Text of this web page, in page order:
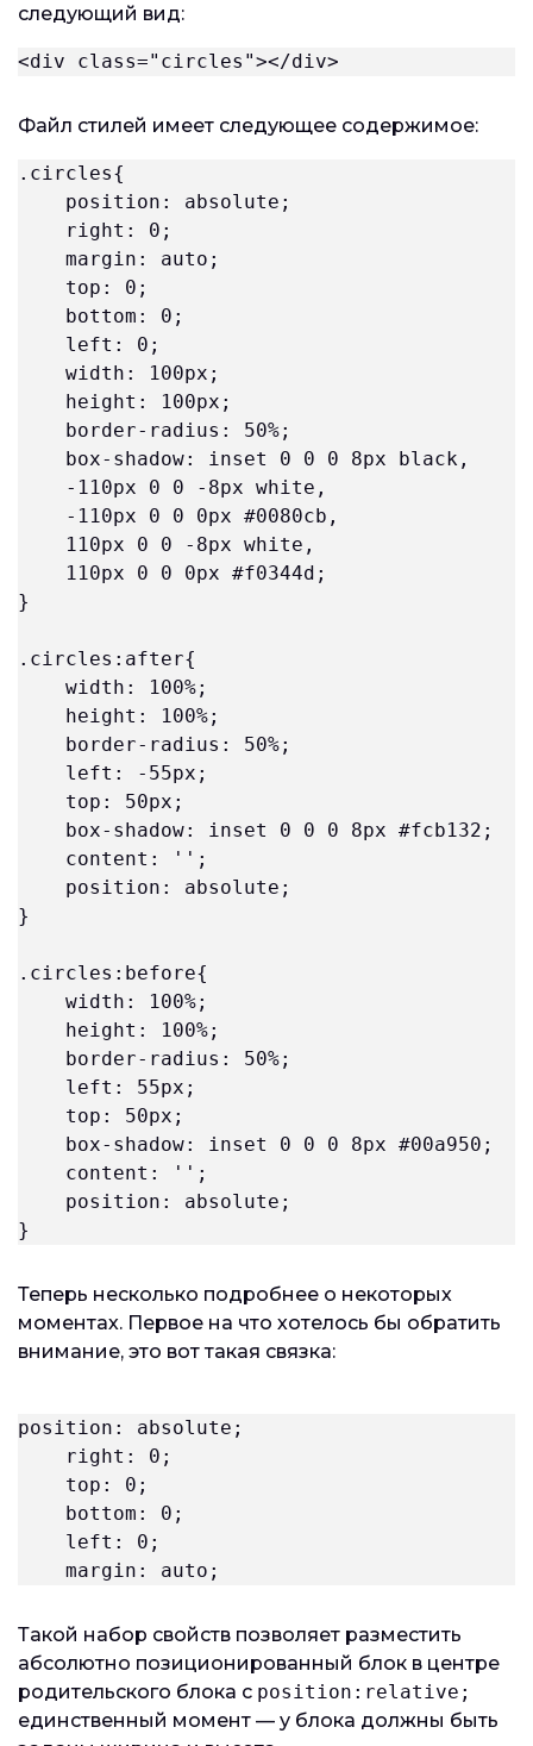
следующий вид:
<div class="circles"></div>
Файл стилей имеет следующее содержимое:
.circles{
    position: absolute;
    right: 0;
    margin: auto;
    top: 0;
    bottom: 0;
    left: 0;
    width: 100px;
    height: 100px;
    border-radius: 50%;
    box-shadow: inset 0 0 0 8px black,
    -110px 0 0 -8px white,
    -110px 0 0 0px #0080cb,
    110px 0 0 -8px white,
    110px 0 0 0px #f0344d;
}
.circles:after{
    width: 100%;
    height: 100%;
    border-radius: 50%;
    left: -55px;
    top: 50px;
    box-shadow: inset 0 0 0 8px #fcb132;
    content: '';
    position: absolute;
}
.circles:before{
    width: 100%;
    height: 100%;
    border-radius: 50%;
    left: 55px;
    top: 50px;
    box-shadow: inset 0 0 0 8px #00a950;
    content: '';
    position: absolute;
}
Теперь несколько подробнее о некоторых
моментах. Первое на что хотелось бы обратить
внимание, это вот такая связка:
position: absolute;
    right: 0;
    top: 0;
    bottom: 0;
    left: 0;
    margin: auto;
Такой набор свойств позволяет разместить
абсолютно позиционированный блок в центре
родительского блока с position:relative;
единственный момент — у блока должны быть